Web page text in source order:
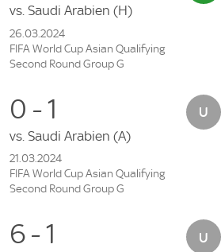
vs. Saudi Arabien (H)
26.03.2024
FIFA World Cup Asian Qualifying
Second Round Group G
0 - 1
vs. Saudi Arabien (A)
21.03.2024
FIFA World Cup Asian Qualifying
Second Round Group G
6 - 1